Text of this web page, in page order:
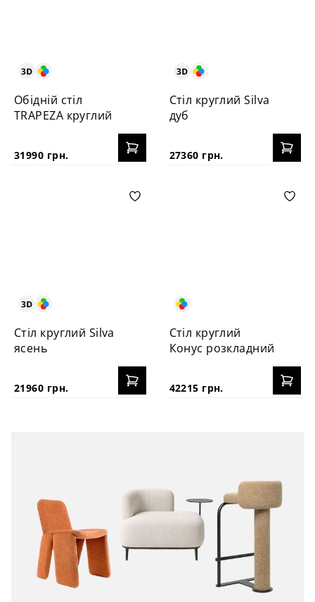
Обідній стіл
TRAPEZA круглий
31990 грн.
Стіл круглий Silva
дуб
27360 грн.
Стіл круглий Silva
ясень
21960 грн.
Стіл круглий
Конус розкладний
42215 грн.